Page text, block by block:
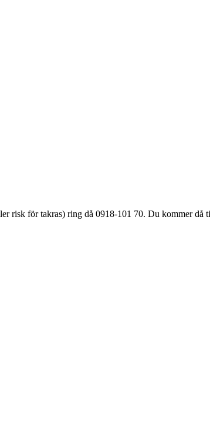
risk för takras) ring då 0918-101 70. Du kommer då